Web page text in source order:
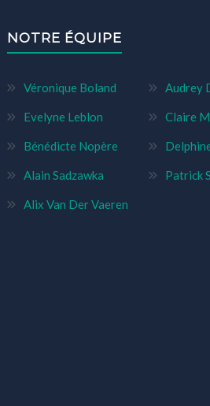
NOTRE ÉQUIPE
Véronique Boland Audrey
Evelyne Leblon Claire
Bénédicte Nopère
Alain Sadzawka Patrick
Alix Van Der Vaeren